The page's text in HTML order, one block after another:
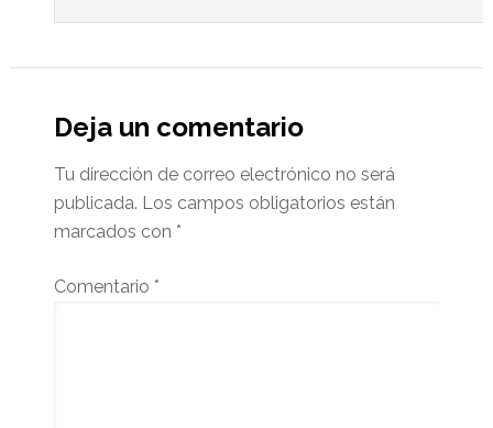
Deja un comentario
Tu dirección de correo electrónico no será
publicada. Los campos obligatorios están
marcados con *
Comentario *